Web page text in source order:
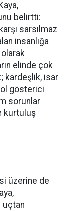
belirtti:
sarsılmaz
insanlığa
olarak
elinde çok
kardeşlik, isar
gösterici
sorunlar
kurtuluş
üzerine de
uçtan